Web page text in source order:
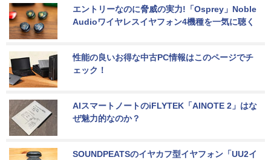
エントリーなのに脅威の実力!「Osprey」Noble
Audioワイヤレスイヤフォン4機種を一気に聴く
性能の良いお得な中古PC情報はこのページでチ
ェック！
AIスマートノートのiFLYTEK「AINOTE 2」はな
ぜ魅力的なのか？
SOUNDPEATSのイヤカフ型イヤフォン「UU2イ